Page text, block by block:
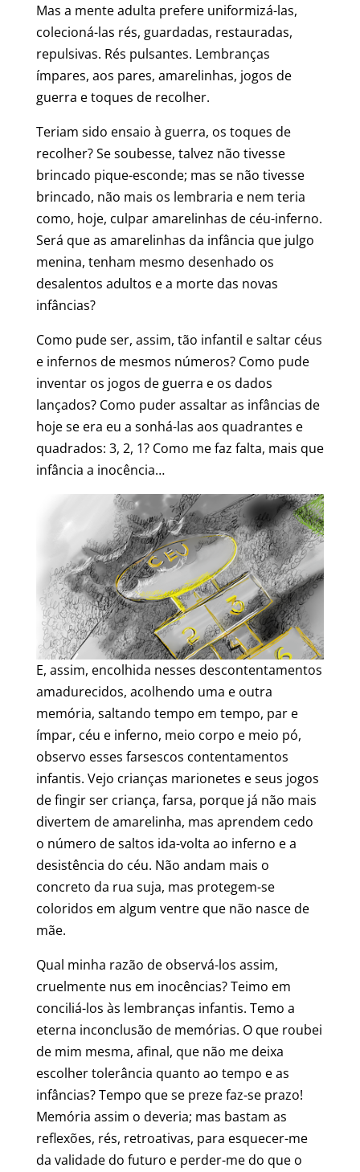
Mas a mente adulta prefere uniformizá-las,
colecioná-las rés, guardadas, restauradas,
repulsivas. Rés pulsantes. Lembranças
ímpares, aos pares, amarelinhas, jogos de
guerra e toques de recolher.
Teriam sido ensaio à guerra, os toques de
recolher? Se soubesse, talvez não tivesse
brincado pique-esconde; mas se não tivesse
brincado, não mais os lembraria e nem teria
como, hoje, culpar amarelinhas de céu-inferno.
Será que as amarelinhas da infância que julgo
menina, tenham mesmo desenhado os
desalentos adultos e a morte das novas
infâncias?
Como pude ser, assim, tão infantil e saltar céus
e infernos de mesmos números? Como pude
inventar os jogos de guerra e os dados
lançados? Como puder assaltar as infâncias de
hoje se era eu a sonhá-las aos quadrantes e
quadrados: 3, 2, 1? Como me faz falta, mais que
infância a inocência…
E, assim, encolhida nesses descontentamentos
amadurecidos, acolhendo uma e outra
memória, saltando tempo em tempo, par e
ímpar, céu e inferno, meio corpo e meio pó,
observo esses farsescos contentamentos
infantis. Vejo crianças marionetes e seus jogos
de fingir ser criança, farsa, porque já não mais
divertem de amarelinha, mas aprendem cedo
o número de saltos ida-volta ao inferno e a
desistência do céu. Não andam mais o
concreto da rua suja, mas protegem-se
coloridos em algum ventre que não nasce de
mãe.
Qual minha razão de observá-los assim,
cruelmente nus em inocências? Teimo em
conciliá-los às lembranças infantis. Temo a
eterna inconclusão de memórias. O que roubei
de mim mesma, afinal, que não me deixa
escolher tolerância quanto ao tempo e as
infâncias? Tempo que se preze faz-se prazo!
Memória assim o deveria; mas bastam as
reflexões, rés, retroativas, para esquecer-me
da validade do futuro e perder-me do que o